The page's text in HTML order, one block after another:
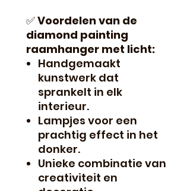
✅Voordelen van de
diamond painting
raamhanger met licht:
Handgemaakt
kunstwerk dat
sprankelt in elk
interieur.
Lampjes voor een
prachtig effect in het
donker.
Unieke combinatie van
creativiteit en